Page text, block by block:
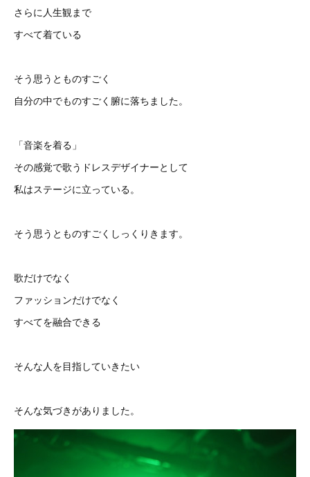
さらに人生観まで
すべて着ている
そう思うとものすごく
自分の中でものすごく腑に落ちました。
「音楽を着る」
その感覚で歌うドレスデザイナーとして
私はステージに立っている。
そう思うとものすごくしっくりきます。
歌だけでなく
ファッションだけでなく
すべてを融合できる
そんな人を目指していきたい
そんな気づきがありました。